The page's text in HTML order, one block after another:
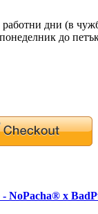
работни дни (в
до
- NoPacha® x